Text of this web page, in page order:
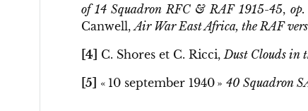
of 14 Squadron RFC & RAF 1915-45,
Canwell,Air War East Africa, the RAF
[4]
C. Shores et C. Ricci,Dust Clouds in
[5]
« 10 september 1940 » 40 Squadron